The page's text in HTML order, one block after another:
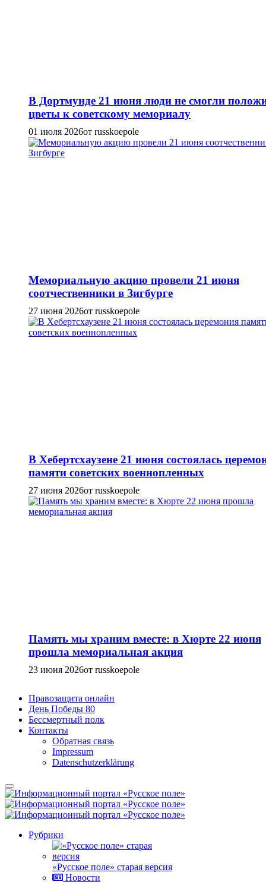
В Дортмунде 21 июня люди не смогли
цветы к советскому мемориалу
01 июля 2026от russkoepole
Мемориальную акцию провели 21 июня
соотчественники в Зигбурге
27 июня 2026от russkoepole
В Хебертсхаузене 21 июня состоялась
памяти советских военнопленных
27 июня 2026от russkoepole
Память мы храним вместе: в Хюрте 22 июня
прошла мемориальная акция
23 июня 2026от russkoepole
Правозащита онлайн
День Победы 80
Бессмертный полк
Контакты
Обратная связь
Impressum
Datenschutzerklärung
Рубрики
«Русское поле» старая версия
Новости